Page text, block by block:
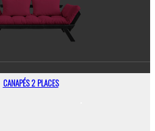
CANAPÉS 2 PLACES